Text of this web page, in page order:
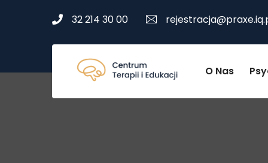
32 214 30 00
O Nas